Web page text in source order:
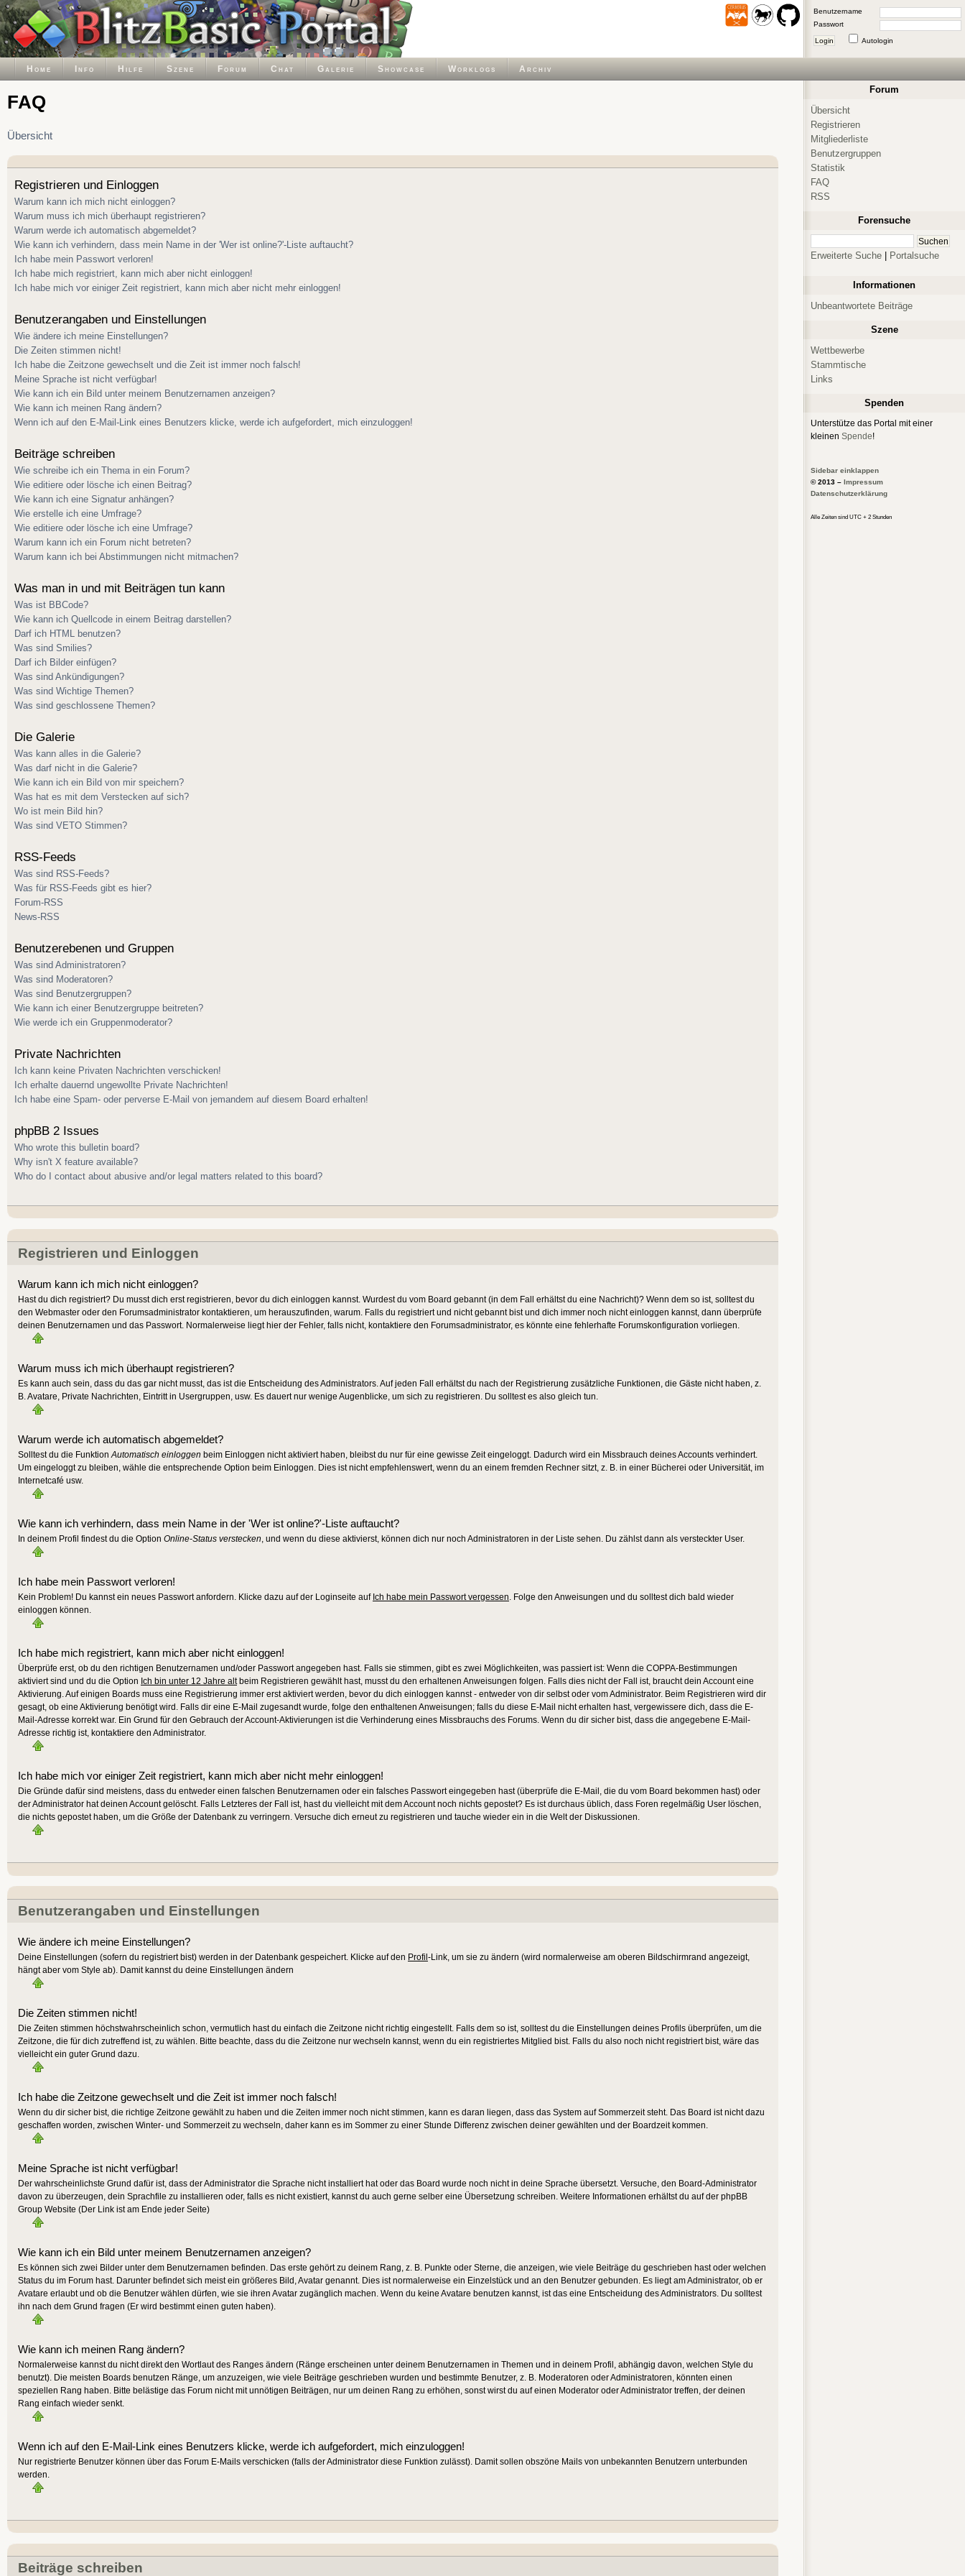
Benutzername
Passwort
Login Autologin
Home Info Hilfe Szene Forum Chat Galerie Showcase Worklogs Archiv
FAQ
Übersicht
Registrieren und Einloggen
Warum kann ich mich nicht einloggen?
Warum muss ich mich überhaupt registrieren?
Warum werde ich automatisch abgemeldet?
Wie kann ich verhindern, dass mein Name in der 'Wer ist online?'-Liste auftaucht?
Ich habe mein Passwort verloren!
Ich habe mich registriert, kann mich aber nicht einloggen!
Ich habe mich vor einiger Zeit registriert, kann mich aber nicht mehr einloggen!
Benutzerangaben und Einstellungen
Wie ändere ich meine Einstellungen?
Die Zeiten stimmen nicht!
Ich habe die Zeitzone gewechselt und die Zeit ist immer noch falsch!
Meine Sprache ist nicht verfügbar!
Wie kann ich ein Bild unter meinem Benutzernamen anzeigen?
Wie kann ich meinen Rang ändern?
Wenn ich auf den E-Mail-Link eines Benutzers klicke, werde ich aufgefordert, mich einzuloggen!
Beiträge schreiben
Wie schreibe ich ein Thema in ein Forum?
Wie editiere oder lösche ich einen Beitrag?
Wie kann ich eine Signatur anhängen?
Wie erstelle ich eine Umfrage?
Wie editiere oder lösche ich eine Umfrage?
Warum kann ich ein Forum nicht betreten?
Warum kann ich bei Abstimmungen nicht mitmachen?
Was man in und mit Beiträgen tun kann
Was ist BBCode?
Wie kann ich Quellcode in einem Beitrag darstellen?
Darf ich HTML benutzen?
Was sind Smilies?
Darf ich Bilder einfügen?
Was sind Ankündigungen?
Was sind Wichtige Themen?
Was sind geschlossene Themen?
Die Galerie
Was kann alles in die Galerie?
Was darf nicht in die Galerie?
Wie kann ich ein Bild von mir speichern?
Was hat es mit dem Verstecken auf sich?
Wo ist mein Bild hin?
Was sind VETO Stimmen?
RSS-Feeds
Was sind RSS-Feeds?
Was für RSS-Feeds gibt es hier?
Forum-RSS
News-RSS
Benutzerebenen und Gruppen
Was sind Administratoren?
Was sind Moderatoren?
Was sind Benutzergruppen?
Wie kann ich einer Benutzergruppe beitreten?
Wie werde ich ein Gruppenmoderator?
Private Nachrichten
Ich kann keine Privaten Nachrichten verschicken!
Ich erhalte dauernd ungewollte Private Nachrichten!
Ich habe eine Spam- oder perverse E-Mail von jemandem auf diesem Board erhalten!
phpBB 2 Issues
Who wrote this bulletin board?
Why isn't X feature available?
Who do I contact about abusive and/or legal matters related to this board?
Registrieren und Einloggen
Warum kann ich mich nicht einloggen?
Hast du dich registriert? Du musst dich erst registrieren, bevor du dich einloggen kannst. Wurdest du vom Board gebannt (in dem Fall erhältst du eine Nachricht)? Wenn dem so ist, solltest du
den Webmaster oder den Forumsadministrator kontaktieren, um herauszufinden, warum. Falls du registriert und nicht gebannt bist und dich immer noch nicht einloggen kannst, dann überprüfe
deinen Benutzernamen und das Passwort. Normalerweise liegt hier der Fehler, falls nicht, kontaktiere den Forumsadministrator, es könnte eine fehlerhafte Forumskonfiguration vorliegen.
Warum muss ich mich überhaupt registrieren?
Es kann auch sein, dass du das gar nicht musst, das ist die Entscheidung des Administrators. Auf jeden Fall erhältst du nach der Registrierung zusätzliche Funktionen, die Gäste nicht haben, z.
B. Avatare, Private Nachrichten, Eintritt in Usergruppen, usw. Es dauert nur wenige Augenblicke, um sich zu registrieren. Du solltest es also gleich tun.
Warum werde ich automatisch abgemeldet?
Solltest du die Funktion Automatisch einloggen beim Einloggen nicht aktiviert haben, bleibst du nur für eine gewisse Zeit eingeloggt. Dadurch wird ein Missbrauch deines Accounts verhindert.
Um eingeloggt zu bleiben, wähle die entsprechende Option beim Einloggen. Dies ist nicht empfehlenswert, wenn du an einem fremden Rechner sitzt, z. B. in einer Bücherei oder Universität, im
Internetcafé usw.
Wie kann ich verhindern, dass mein Name in der 'Wer ist online?'-Liste auftaucht?
In deinem Profil findest du die Option Online-Status verstecken , und wenn du diese aktivierst, können dich nur noch Administratoren in der Liste sehen. Du zählst dann als versteckter User.
Ich habe mein Passwort verloren!
Kein Problem! Du kannst ein neues Passwort anfordern. Klicke dazu auf der Loginseite auf Ich habe mein Passwort vergessen . Folge den Anweisungen und du solltest dich bald wieder
einloggen können.
Ich habe mich registriert, kann mich aber nicht einloggen!
Überprüfe erst, ob du den richtigen Benutzernamen und/oder Passwort angegeben hast. Falls sie stimmen, gibt es zwei Möglichkeiten, was passiert ist: Wenn die COPPA-Bestimmungen
aktiviert sind und du die Option Ich bin unter 12 Jahre altbeim Registrieren gewählt hast, musst du den erhaltenen Anweisungen folgen. Falls dies nicht der Fall ist, braucht dein Account eine
Aktivierung. Auf einigen Boards muss eine Registrierung immer erst aktiviert werden, bevor du dich einloggen kannst - entweder von dir selbst oder vom Administrator. Beim Registrieren wird dir
gesagt, ob eine Aktivierung benötigt wird. Falls dir eine E-Mail zugesandt wurde, folge den enthaltenen Anweisungen; falls du diese E-Mail nicht erhalten hast, vergewissere dich, dass die E-
Mail-Adresse korrekt war. Ein Grund für den Gebrauch der Account-Aktivierungen ist die Verhinderung eines Missbrauchs des Forums. Wenn du dir sicher bist, dass die angegebene E-Mail-
Adresse richtig ist, kontaktiere den Administrator.
Ich habe mich vor einiger Zeit registriert, kann mich aber nicht mehr einloggen!
Die Gründe dafür sind meistens, dass du entweder einen falschen Benutzernamen oder ein falsches Passwort eingegeben hast (überprüfe die E-Mail, die du vom Board bekommen hast) oder
der Administrator hat deinen Account gelöscht. Falls Letzteres der Fall ist, hast du vielleicht mit dem Account noch nichts gepostet? Es ist durchaus üblich, dass Foren regelmäßig User löschen,
die nichts gepostet haben, um die Größe der Datenbank zu verringern. Versuche dich erneut zu registrieren und tauche wieder ein in die Welt der Diskussionen.
Benutzerangaben und Einstellungen
Wie ändere ich meine Einstellungen?
Deine Einstellungen (sofern du registriert bist) werden in der Datenbank gespeichert. Klicke auf den Profil-Link, um sie zu ändern (wird normalerweise am oberen Bildschirmrand angezeigt,
hängt aber vom Style ab). Damit kannst du deine Einstellungen ändern
Die Zeiten stimmen nicht!
Die Zeiten stimmen höchstwahrscheinlich schon, vermutlich hast du einfach die Zeitzone nicht richtig eingestellt. Falls dem so ist, solltest du die Einstellungen deines Profils überprüfen, um die
Zeitzone, die für dich zutreffend ist, zu wählen. Bitte beachte, dass du die Zeitzone nur wechseln kannst, wenn du ein registriertes Mitglied bist. Falls du also noch nicht registriert bist, wäre das
vielleicht ein guter Grund dazu.
Ich habe die Zeitzone gewechselt und die Zeit ist immer noch falsch!
Wenn du dir sicher bist, die richtige Zeitzone gewählt zu haben und die Zeiten immer noch nicht stimmen, kann es daran liegen, dass das System auf Sommerzeit steht. Das Board ist nicht dazu
geschaffen worden, zwischen Winter- und Sommerzeit zu wechseln, daher kann es im Sommer zu einer Stunde Differenz zwischen deiner gewählten und der Boardzeit kommen.
Meine Sprache ist nicht verfügbar!
Der wahrscheinlichste Grund dafür ist, dass der Administrator die Sprache nicht installiert hat oder das Board wurde noch nicht in deine Sprache übersetzt. Versuche, den Board-Administrator
davon zu überzeugen, dein Sprachfile zu installieren oder, falls es nicht existiert, kannst du auch gerne selber eine Übersetzung schreiben. Weitere Informationen erhältst du auf der phpBB
Group Website (Der Link ist am Ende jeder Seite)
Wie kann ich ein Bild unter meinem Benutzernamen anzeigen?
Es können sich zwei Bilder unter dem Benutzernamen befinden. Das erste gehört zu deinem Rang, z. B. Punkte oder Sterne, die anzeigen, wie viele Beiträge du geschrieben hast oder welchen
Status du im Forum hast. Darunter befindet sich meist ein größeres Bild, Avatar genannt. Dies ist normalerweise ein Einzelstück und an den Benutzer gebunden. Es liegt am Administrator, ob er
Avatare erlaubt und ob die Benutzer wählen dürfen, wie sie ihren Avatar zugänglich machen. Wenn du keine Avatare benutzen kannst, ist das eine Entscheidung des Administrators. Du solltest
ihn nach dem Grund fragen (Er wird bestimmt einen guten haben).
Wie kann ich meinen Rang ändern?
Normalerweise kannst du nicht direkt den Wortlaut des Ranges ändern (Ränge erscheinen unter deinem Benutzernamen in Themen und in deinem Profil, abhängig davon, welchen Style du
benutzt). Die meisten Boards benutzen Ränge, um anzuzeigen, wie viele Beiträge geschrieben wurden und bestimmte Benutzer, z. B. Moderatoren oder Administratoren, könnten einen
speziellen Rang haben. Bitte belästige das Forum nicht mit unnötigen Beiträgen, nur um deinen Rang zu erhöhen, sonst wirst du auf einen Moderator oder Administrator treffen, der deinen
Rang einfach wieder senkt.
Wenn ich auf den E-Mail-Link eines Benutzers klicke, werde ich aufgefordert, mich einzuloggen!
Nur registrierte Benutzer können über das Forum E-Mails verschicken (falls der Administrator diese Funktion zulässt). Damit sollen obszöne Mails von unbekannten Benutzern unterbunden
werden.
Beiträge schreiben
Forum
Übersicht
Registrieren
Mitgliederliste
Benutzergruppen
Statistik
FAQ
RSS
Forensuche
Erweiterte Suche Portalsuche
Informationen
Unbeantwortete Beiträge
Szene
Wettbewerbe
Stammtische
Links
Spenden
Unterstütze das Portal mit einer
kleinen Spende!
Sidebar einklappen
© 2013 – Impressum
Datenschutzerklärung
Alle Zeiten sind UTC + 2 Stunden